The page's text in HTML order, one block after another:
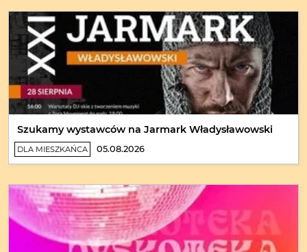
Szukamy wystawców na Jarmark Władysławowski
DLA MIESZKAŃCA 05.08.2026